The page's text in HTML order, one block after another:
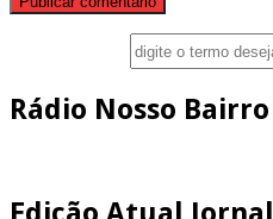
Rádio Nosso Bairro